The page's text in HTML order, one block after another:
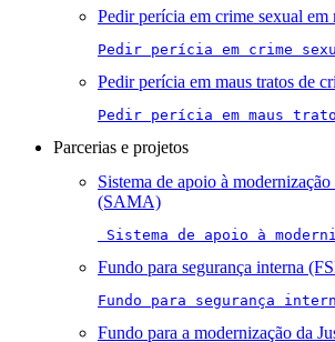
Pedir perícia em crime sexual em
Pedir perícia em crime
Pedir perícia em maus tratos de
Pedir perícia em maus
Parcerias e projetos
Sistema de apoio à
(SAMA)
Sistema de apoio à
Fundo para segurança interna
Fundo para segurança
Fundo para a modernização da